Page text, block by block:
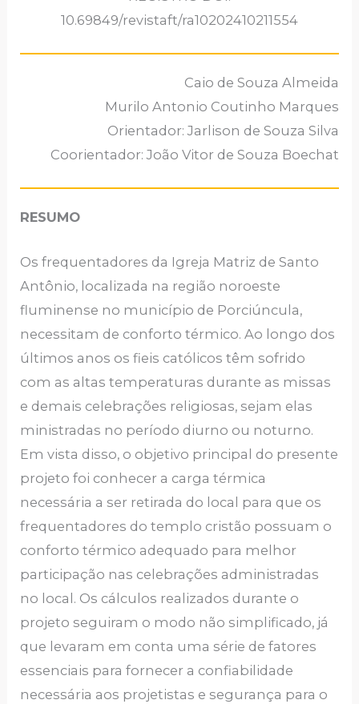
10.69849/revistaft/ra10202410211554
Caio de Souza Almeida
Murilo Antonio Coutinho Marques
Orientador: Jarlison de Souza Silva
Coorientador: João Vitor de Souza Boechat
RESUMO
Os frequentadores da Igreja Matriz de Santo
Antônio, localizada na região noroeste
fluminense no município de Porciúncula,
necessitam de conforto térmico. Ao longo dos
últimos anos os fieis católicos têm sofrido
com as altas temperaturas durante as missas
e demais celebrações religiosas, sejam elas
ministradas no período diurno ou noturno.
Em vista disso, o objetivo principal do presente
projeto foi conhecer a carga térmica
necessária a ser retirada do local para que os
frequentadores do templo cristão possuam o
conforto térmico adequado para melhor
participação nas celebrações administradas
no local. Os cálculos realizados durante o
projeto seguiram o modo não simplificado, já
que levaram em conta uma série de fatores
essenciais para fornecer a confiabilidade
necessária aos projetistas e segurança para o